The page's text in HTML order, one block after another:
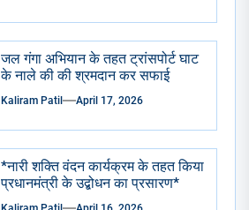
जल गंगा अभियान के तहत ट्रांसपोर्ट घाट
के नाले की की श्रमदान कर सफाई
Kaliram Patil April 17, 2026
*नारी शक्ति वंदन कार्यक्रम के तहत किया
प्रधानमंत्री के उद्बोधन का प्रसारण*